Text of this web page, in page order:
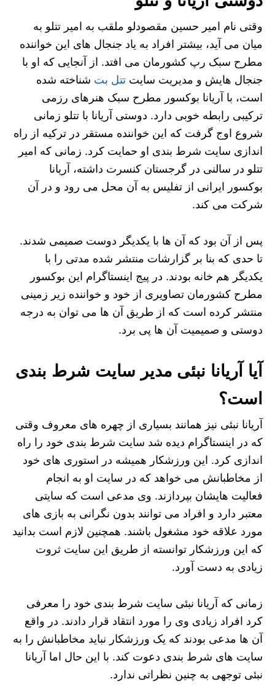
وقتی نام امیر حسین مقصودلو ملقب به امیر تتلو به
میان می آید، بیشتر افراد به یاد جنجال های این خواننده
مطرح سبک رپ کشورمان می افتد. از آنجایی که او با
جنجال هایش و مدیریت سایت تتل بت شناخته شده
است، با آریانا بوکسور مطرح سبک هنرهای رزمی
ترکیبی رابطه خوبی دارد. دوستی آریانا با تتلو زمانی
شروع اوج گرفت که این خواننده مستقر در ترکیه از راه
اندازی سایت شرط بندی او حمایت کرد. زمانی که امیر
تتلو در سالنی در گرجستان کنسرت داشته، آریانا
بوکسور ایرانی از تفلیس به آن محل می رود و در آن
شرکت می کند.
پس از آن بود که آن ها با یکدیگر دوست صمیمی شدند.
تا حدی که بنا بر گزارشات منتشر شده مدتی را با
یکدیگر هم خانه بودند. در پیج اینستاگرام این بوکسور
مطرح کشورمان تصاویری از خود و خواننده زیر زمینی
منتشر کرده است که از طریق آن ها می توان به درجه
دوستی و صمیمیت آن ها پی برد.
آیا آریانا نبئی مدیر سایت شرط بندی
است؟
آریانا نبئی نیز همانند بسیاری از چهره های معروف وقتی
که در اینستاگرام دیده شد سایت شرط بندی خود را راه
اندازی کرد. این ورزشکار همیشه در استوری های خود
از مخاطبانش می خواهد که در سایت او به انجام
فعالیت هایشان بپردازند. وی مدعی است که سایتی
معتبر دارد و افراد می توانند بدون نگرانی به بازی های
مورد علاقه خود مشغول باشند. همچنین لازم است بدانید
که این ورزشکار توانسته از طریق این سایت ثروت
زیادی به دست آورد.
زمانی که آریانا نبئی سایت شرط بندی خود را معرفی
کرد افراد زیادی وی را مورد انتقاد قرار دادند. در واقع
آن ها مدعی بودند که یک ورزشکار نباید مخاطبانش را به
سایت های شرط بندی دعوت کند. با این حال اما آریانا
نبئی توجهی به چنین نظراتی ندارد.